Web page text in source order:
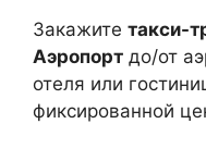
Закажите такси-
Аэропорт до/от
отеля или
фиксированной